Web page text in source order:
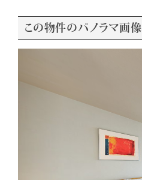
この物件のパノラマ画像